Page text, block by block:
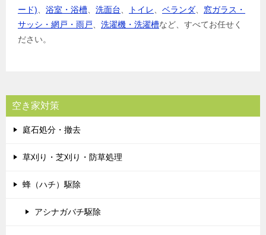
ード)
浴室・浴槽 洗面台 トイレ ベランダ
窓ガラス・
サッシ・網戸・雨戸
洗濯機・洗濯槽など、すべてお任せく
ださい。
空き家対策
庭石処分・撤去
草刈り・芝刈り・防草処理
蜂（ハチ）駆除
アシナガバチ駆除